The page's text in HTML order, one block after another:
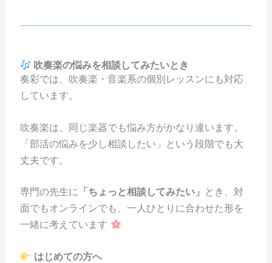
吹奏楽の悩みを相談してみたいとき
奏彩では、吹奏楽・音楽系の個別レッスンにも対応
しています。
吹奏楽は、同じ楽器でも悩み方がかなり違います。
「部活の悩みを少し相談したい」という段階でも大
丈夫です。
専門の先生に 「ちょっと相談してみたい」 とき、対
面でもオンラインでも、一人ひとりに合わせた形を
一緒に考えています
はじめての方へ